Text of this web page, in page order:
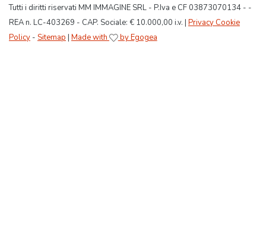
Tutti i diritti riservati MM IMMAGINE SRL - P.Iva e CF 03873070134 - -
REA n. LC-403269 - CAP. Sociale: € 10.000,00 i.v. | Privacy Cookie
Policy - Sitemap | Made with by Egogea